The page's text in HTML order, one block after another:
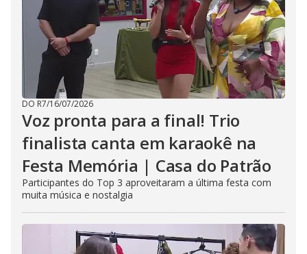
DO R7/16/07/2026
Voz pronta para a final! Trio
finalista canta em karaokê na
Festa Memória | Casa do Patrão
Participantes do Top 3 aproveitaram a última festa com
muita música e nostalgia